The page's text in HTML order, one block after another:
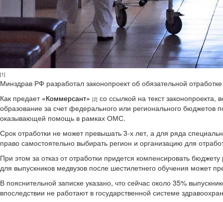
[1]
Минздрав РФ разработал законопроект об обязательной
Как предает «Коммерсант» [2] со ссылкой на текст
образование за счет федерального или регионального бюджетов
оказывающей помощь в рамках ОМС.
Срок отработки не может превышать 3-х лет, а для ряда
право самостоятельно выбирать регион и организацию для
При этом за отказ от отработки придется компенсировать
для выпускников медвузов после шестилетнего обучения может
В пояснительной записке указано, что сейчас около 35%
впоследствии не работают в государственной системе